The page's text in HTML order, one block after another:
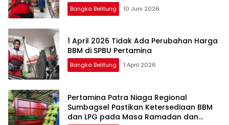
Bangka Belitung 10 Juni 2026
1 April 2026 Tidak Ada Perubahan Harga
BBM di SPBU Pertamina
Bangka Belitung 1 April 2026
Pertamina Patra Niaga Regional
Sumbagsel Pastikan Ketersediaan BBM
dan LPG pada Masa Ramadan dan